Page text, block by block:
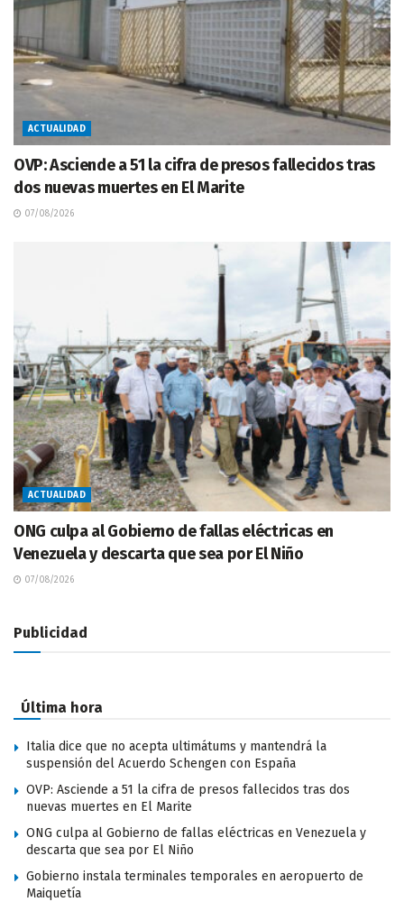
ACTUALIDAD
OVP: Asciende a 51 la cifra de presos fallecidos tras
dos nuevas muertes en El Marite
07/08/2026
ACTUALIDAD
ONG culpa al Gobierno de fallas eléctricas en
Venezuela y descarta que sea por El Niño
07/08/2026
Publicidad
Última hora
Italia dice que no acepta ultimátums y mantendrá la
suspensión del Acuerdo Schengen con España
OVP: Asciende a 51 la cifra de presos fallecidos tras dos
nuevas muertes en El Marite
ONG culpa al Gobierno de fallas eléctricas en Venezuela y
descarta que sea por El Niño
Gobierno instala terminales temporales en aeropuerto de
Maiquetía